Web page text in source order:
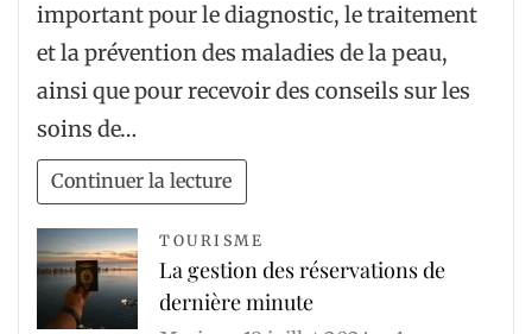
dermatologue :
les
critères
prendre
une
important pour le diagnostic, le traitement
et la prévention des maladies de la peau,
ainsi que pour recevoir des conseils sur les
soins de…
Continuer la lecture
TOURISME
La gestion des réservations de
dernière minute